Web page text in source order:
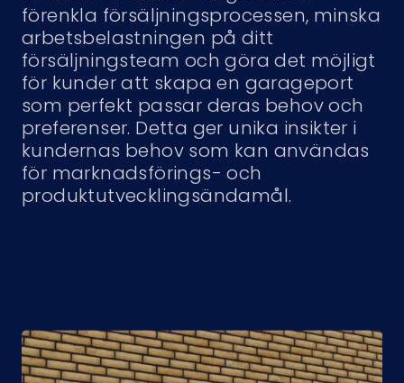
förenkla försäljningsprocessen, minska
arbetsbelastningen på ditt
försäljningsteam och göra det möjligt
för kunder att skapa en garageport
som perfekt passar deras behov och
preferenser. Detta ger unika insikter i
kundernas behov som kan användas
för marknadsförings- och
produktutvecklingsändamål.